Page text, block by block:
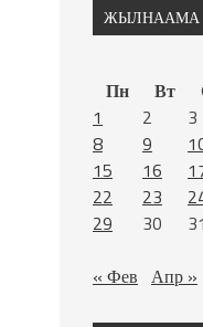
ЖЫЛНААМА
Пн
Вт
1
2 3
8
9
15
16
22
23
29
30
31
« Фев Апр »